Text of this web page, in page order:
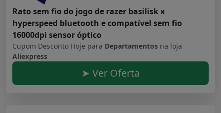
Rato sem fio do jogo de razer basilisk x
hyperspeed bluetooth e compatível sem fio
16000dpi sensor óptico
Cupom Desconto Hoje para Departamentos na loja
Aliexpress
➤ Ver Oferta